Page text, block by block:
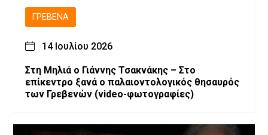
ΓΡΕΒΕΝΆ
14 Ιουλίου 2026
Στη Μηλιά ο Γιάννης Τσακνάκης – Στο
επίκεντρο ξανά ο παλαιοντολογικός θησαυρός
των Γρεβενών (video-φωτογραφίες)